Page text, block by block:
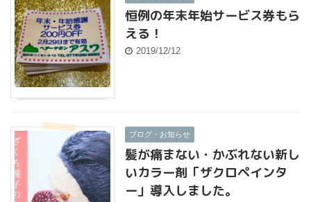
恒例の年末年始サービス券もら
える！
2019/12/12
ブログ・お知らせ
髪が痛まない・かぶれない新し
いカラー剤「ザクロペインタ
ー」導入しました。